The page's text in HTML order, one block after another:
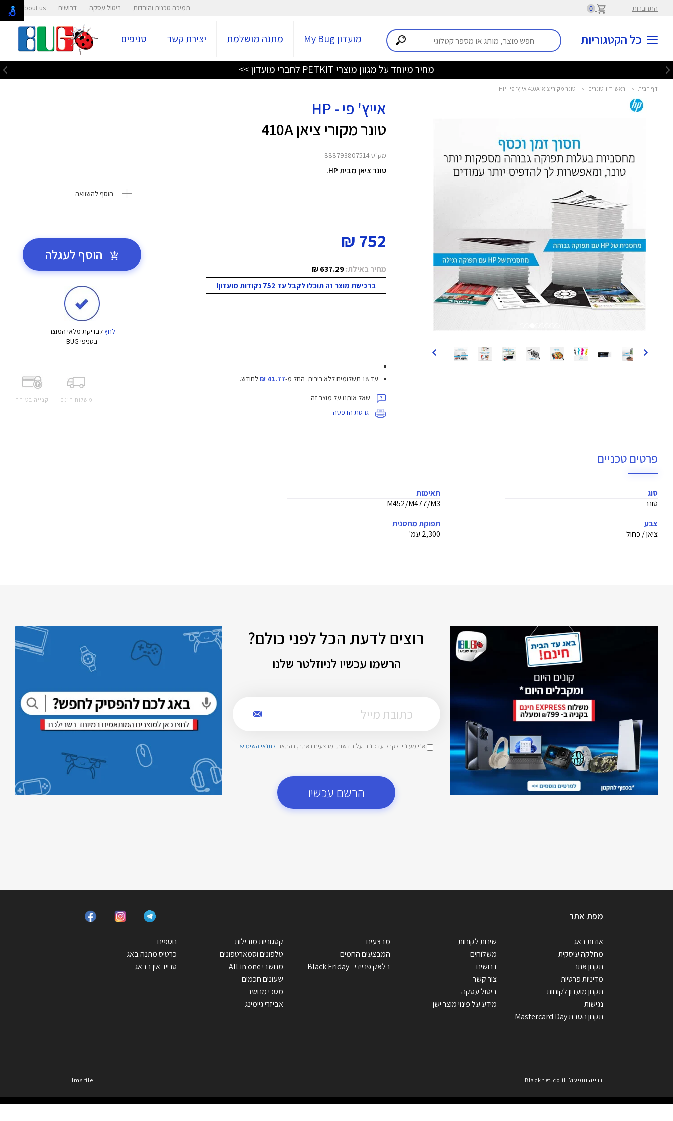
התחברות 0 תמיכה טכנית והורדות ביטול עסקה דרושים About us
כל הקטגוריות מועדון My Bug מתנה מושלמת יצירת קשר סניפים
מחיר מיוחד על מגוון מוצרי PETKIT לחברי מועדון >>
דף הבית > ראשי דיו וטונרים > טונר מקורי ציאן 410A אייץ' פי - HP
אייץ' פי - HP
טונר מקורי ציאן 410A
מק"ט 888793807514
טונר ציאן מבית HP.
הוסף להשוואה
752 ₪
מחיר באילת:637.29 ₪
ברכישת מוצר זה תוכלו לקבל עד 752 נקודות מועדון!
הוסף לעגלה
לחץלבדיקת מלאי המוצר
בסניפי BUG
משלוח חינם קנייה בטוחה
עד 18 תשלומים ללא ריבית. החל מ-41.77 ₪ לחודש.
שאל אותנו על מוצר זה
גרסת הדפסה
פרטים טכניים
סוג
טונר
צבע
ציאן / כחול
תאימות
M452/M477/M3
תפוקת מחסנית
2,300 עמ'
רוצים לדעת הכל לפני כולם?
הרשמו עכשיו לניוזלטר שלנו
אני מעוניין לקבל עדכונים על חדשות ומבצעים באתר, בהתאם לתנאי השימוש
הרשם עכשיו
מפת אתר
אודות באג
מחלקה עיסקית
תקנון אתר
מדיניות פרטיות
תקנון מועדון לקוחות
נגישות
תקנון הטבת Mastercard Day
שירות לקוחות
משלוחים
דרושים
צור קשר
ביטול עסקה
מידע על פינוי מוצר ישן
מבצעים
המבצעים החמים
בלאק פריידי - Black Friday
קטגוריות מובילות
טלפונים וסמארטפונים
מחשבי All in one
שעונים חכמים
מסכי מחשב
אביזרי גיימינג
נוספים
כרטיס מתנה באג
טרייד אין בבאג
llms file בנייה ותפעול: Blacknet.co.il